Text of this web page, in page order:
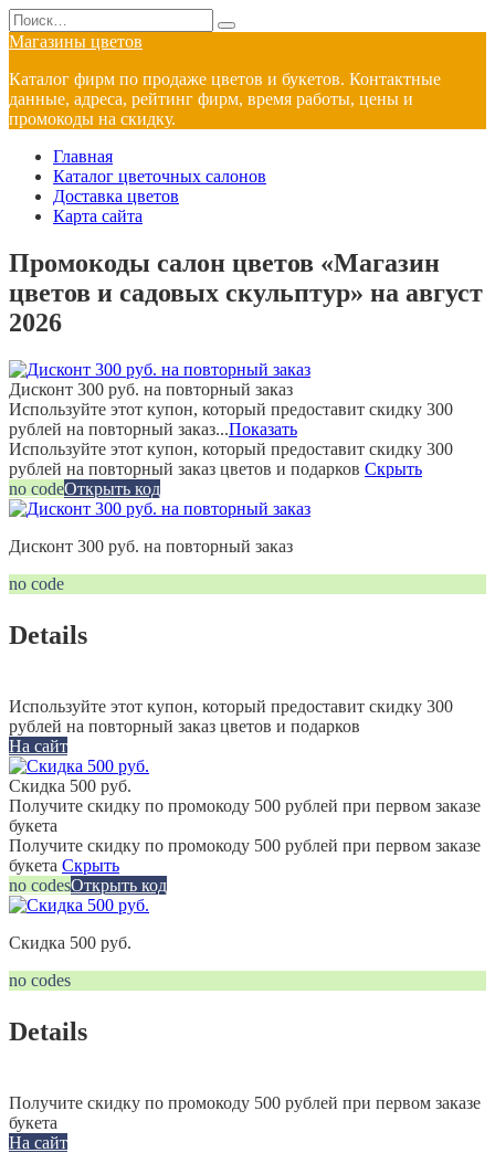
Перейти
к
содержанию
Search
for:
Магазины цветов
Каталог фирм по продаже цветов и букетов. Контактные
данные, адреса, рейтинг фирм, время работы, цены и
промокоды на скидку.
Главная
Каталог цветочных салонов
Доставка цветов
Карта сайта
Промокоды салон цветов «Магазин
цветов и садовых скульптур» на август
2026
Дисконт 300 руб. на повторный заказ
Используйте этот купон, который предоставит скидку 300
рублей на повторный заказ...Показать
Используйте этот купон, который предоставит скидку 300
рублей на повторный заказ цветов и подарков Скрыть
no codeОткрыть код
Дисконт 300 руб. на повторный заказ
no code
Details
Используйте этот купон, который предоставит скидку 300
рублей на повторный заказ цветов и подарков
На сайт
Скидка 500 руб.
Получите скидку по промокоду 500 рублей при первом заказе
букета
Получите скидку по промокоду 500 рублей при первом заказе
букета Скрыть
no codesОткрыть код
Скидка 500 руб.
no codes
Details
Получите скидку по промокоду 500 рублей при первом заказе
букета
На сайт